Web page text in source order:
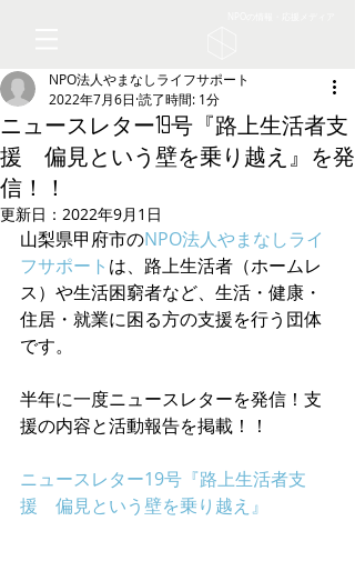
ニュースレター19号『路上生活者支
援 偏見という壁を乗り越え』を発
信！！
NPO法人やまなしライフサポート
2022年7月6日 読了時間: 1分
更新日： 2022年9月1日
山梨県甲府市のNPO法人やまなしライ
フサポート は、路上生活者（ホームレ
ス）や生活困窮者など、生活・健康・
住居・就業に困る方の支援を行う団体
です。
半年に一度ニュースレターを発信！支
援の内容と活動報告を掲載！！
ニュースレター19号『路上生活者支
援　偏見という壁を乗り越え』